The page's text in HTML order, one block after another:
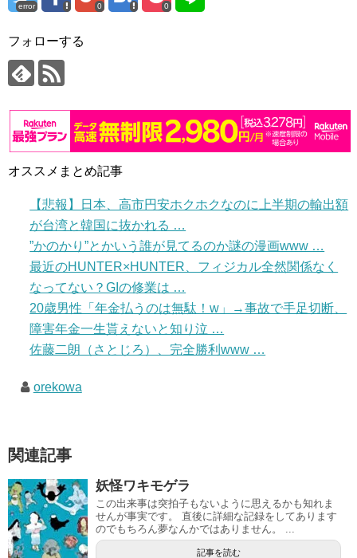
error 0 0
フォローする
オススメまとめ記事
【悲報】日本、高市円安ホクホクなのに上半期の輸出額
が台湾と韓国に抜かれる …
”かのかり”とかいう誰が見てるのか謎の漫画www …
最近のHUNTER×HUNTER、フィジカル全然関係なく
なってない？GIの修業は …
20歳男性「年金払うのは無駄！w」→事故で手足切断、
障害年金一生貰えないと知り泣 …
佐藤二朗（さとじろ）、完全勝利www …
orekowa
関連記事
妖怪ワキモゲラ
この出来事は突拍子もないように思えるかも知れま
せんが事実です。 直後に詳細な記録をしてあります
のでもちろん夢なんかではありません。 ...
記事を読む